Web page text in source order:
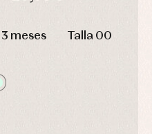
3 meses Talla 00
Leotardos